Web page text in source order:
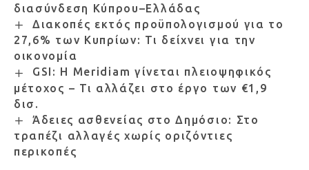
διασύνδεση Κύπρου–Ελλάδας
Διακοπές εκτός προϋπολογισμού για το
27,6% των Κυπρίων: Τι δείχνει για την
οικονομία
GSI: Η Meridiam γίνεται πλειοψηφικός
μέτοχος – Τι αλλάζει στο έργο των €1,9
δισ.
Άδειες ασθενείας στο Δημόσιο: Στο
τραπέζι αλλαγές χωρίς οριζόντιες
περικοπές